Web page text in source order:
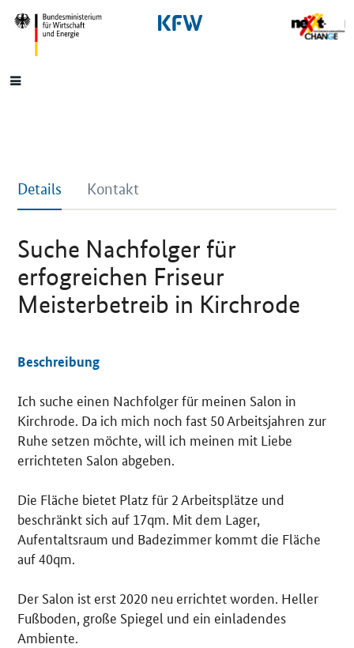
SrOnlyNavigation
Hauptmenü
Details Kontakt
Suche Nachfolger für
erfogreichen Friseur
Meisterbetreib in Kirchrode
Details
Beschreibung
Ich suche einen Nachfolger für meinen Salon in
Kirchrode. Da ich mich noch fast 50 Arbeitsjahren zur
Ruhe setzen möchte, will ich meinen mit Liebe
errichteten Salon abgeben.
Die Fläche bietet Platz für 2 Arbeitsplätze und
beschränkt sich auf 17qm. Mit dem Lager,
Aufentaltsraum und Badezimmer kommt die Fläche
auf 40qm.
Der Salon ist erst 2020 neu errichtet worden. Heller
Fußboden, große Spiegel und ein einladendes
Ambiente.